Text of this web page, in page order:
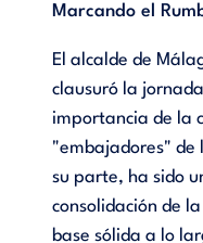
Marcando el
El alcalde de
clausuró la
importancia de la
"embajadores" de
su parte, ha sido
consolidación de
base sólida a lo